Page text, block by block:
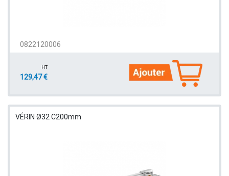
0822120006
HT
129,47 €
VÉRIN Ø32 C200mm